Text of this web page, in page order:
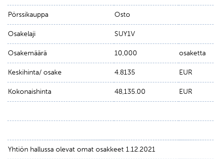
Pörssikauppa Osto
Osakelaji SUY1V
Osakemäärä 10,000 osaketta
Keskihinta/ osake 4.8135 EUR
Kokonaishinta 48,135.00 EUR
Yhtiön hallussa olevat omat osakkeet 1.12.2021